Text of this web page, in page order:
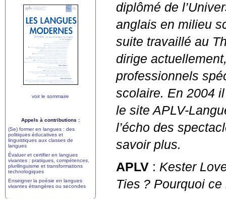
diplômé de
anglais en milieu
suite travaillé au
dirige
professionnels
scolaire. En 2004
le siteAPLV-
l’écho des
savoir plus.
APLV : Kester
Ties ? Pourquoi ce
voir le sommaire
Appels à contributions :
(Se) former en langues : des
politiques éducatives et
linguistiques aux classes de
langues
Évaluer et certifier en langues
vivantes : pratiques, compétences,
plurilinguisme et transformations
technologiques
Enseigner la poésie en langues
vivantes étrangères ou secondes